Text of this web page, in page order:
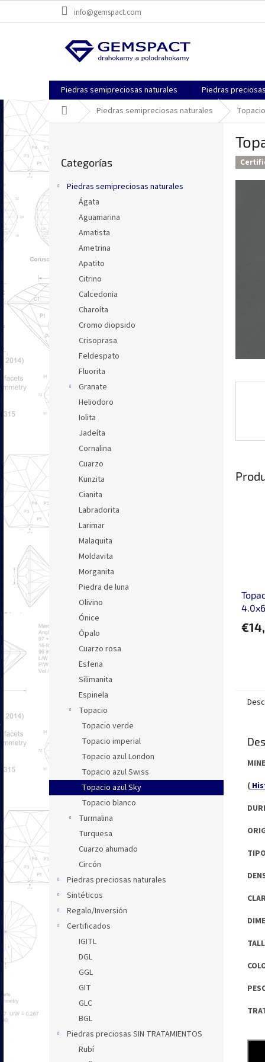
info@gemspact.com
Piedras semipreciosas naturales Piedras
Inicio Piedras semipreciosas naturales Topacio
r
r
l
a
t
r
a
categorías
Categorías
Piedras semipreciosas naturales
Ágata
Aguamarina
Amatista
Ametrina
Apatito
Citrino
Calcedonia
Charoíta
Cromo diopsido
Crisoprasa
Feldespato
Fluorita
Granate
Heliodoro
Iolita
Jadeíta
Cornalina
Cuarzo
Kunzita
Cianita
Labradorita
Larimar
Malaquita
Moldavita
Morganita
Piedra de luna
Olivino
Ónice
Ópalo
Cuarzo rosa
Esfena
Silimanita
Espinela
Topacio
Topacio verde
Topacio imperial
Topacio azul London
Topacio azul Swiss
Topacio azul Sky
Topacio blanco
Turmalina
Turquesa
Cuarzo ahumado
Circón
Piedras preciosas naturales
Sintéticos
Regalo/Inversión
Certificados
IGITL
DGL
GGL
GIT
GLC
BGL
Piedras preciosas SIN TRATAMIENTOS
Rubí
(